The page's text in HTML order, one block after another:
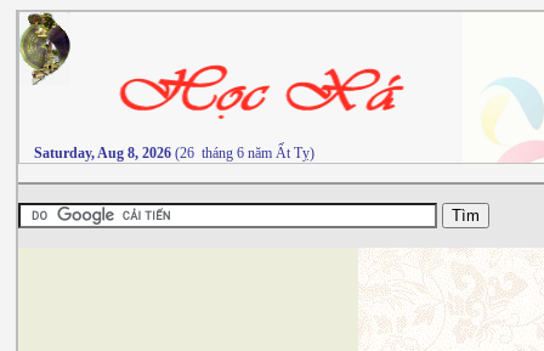
Saturday, Aug 8, 2026 (26 tháng 6 năm Ất Tỵ)